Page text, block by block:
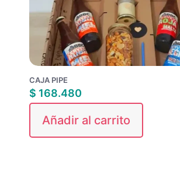
CAJA PIPE
$ 168.480
Añadir al carrito